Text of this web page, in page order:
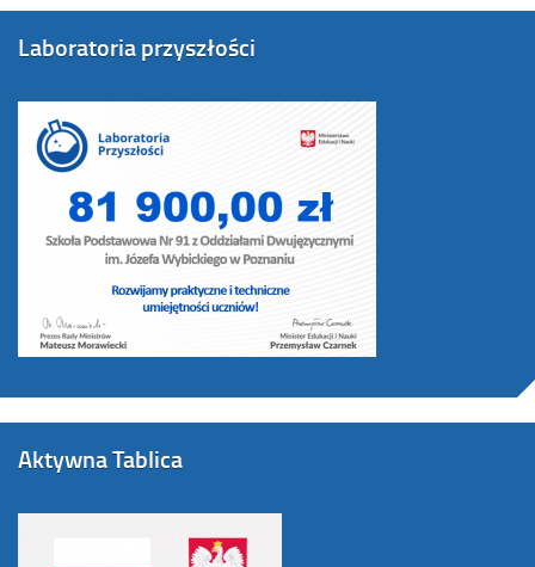
Laboratoria przyszłości
Aktywna Tablica